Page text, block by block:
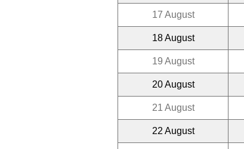
17 August
18 August
19 August
20 August
21 August
22 August